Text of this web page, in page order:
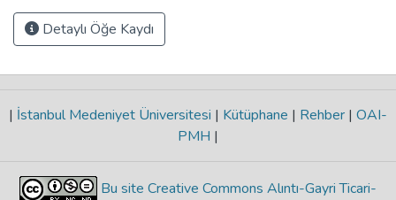
Detaylı Öğe Kaydı
| İstanbul Medeniyet Üniversitesi | Kütüphane | Rehber | OAI-
PMH |
Bu site Creative Commons Alıntı-Gayri Ticari-